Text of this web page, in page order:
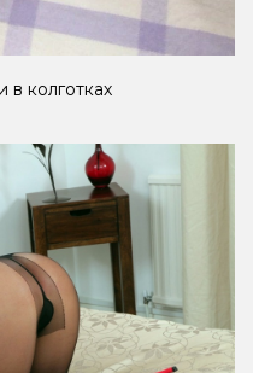
колготках